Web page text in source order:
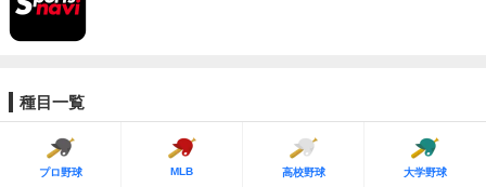
種目一覧
プロ野球 MLB 高校野球 大学野球